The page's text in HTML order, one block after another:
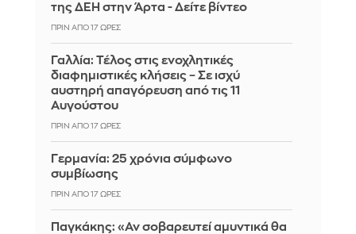
της ΔΕΗ στην Άρτα - Δείτε βίντεο
ΠΡΙΝ ΑΠΌ 17 ΏΡΕΣ
Γαλλία: Τέλος στις ενοχλητικές
διαφημιστικές κλήσεις – Σε ισχύ
αυστηρή απαγόρευση από τις 11
Αυγούστου
ΠΡΙΝ ΑΠΌ 17 ΏΡΕΣ
Γερμανία: 25 χρόνια σύμφωνο
συμβίωσης
ΠΡΙΝ ΑΠΌ 17 ΏΡΕΣ
Παγκάκης: «Αν σοβαρευτεί αμυντικά θα